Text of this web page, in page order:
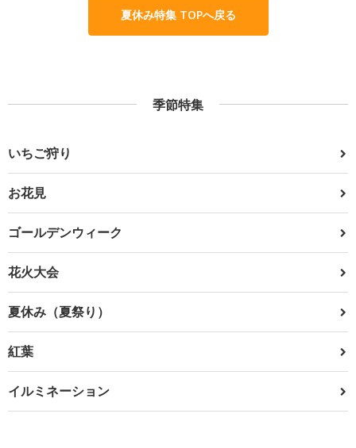
夏休み特集 TOPへ戻る
季節特集
いちご狩り
お花見
ゴールデンウィーク
花火大会
夏休み（夏祭り）
紅葉
イルミネーション